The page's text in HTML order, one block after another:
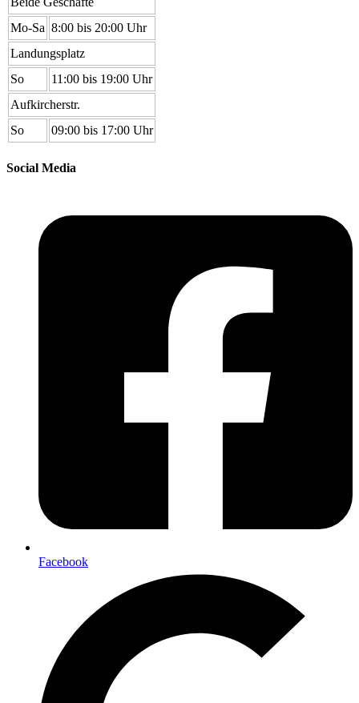
Mo-Sa 8:00 bis 20:00 Uhr
Landungsplatz
So
11:00 bis 19:00 Uhr
Aufkircherstr.
So
09:00 bis 17:00 Uhr
Social Media
Facebook